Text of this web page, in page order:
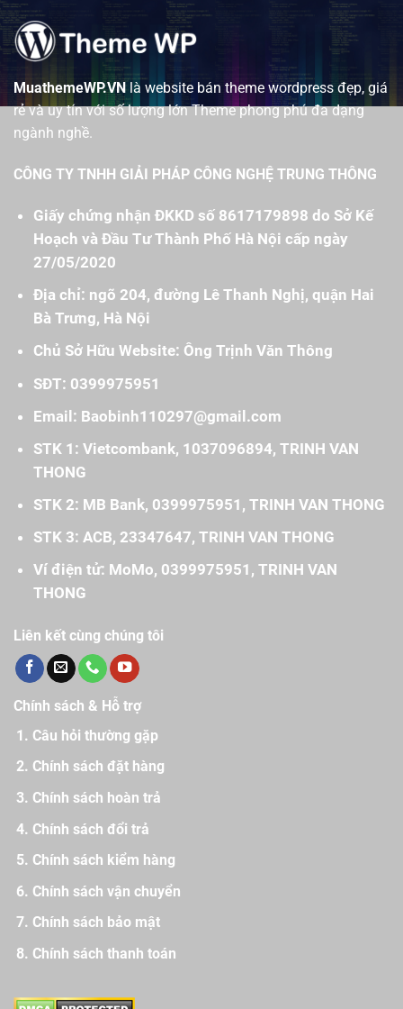
MuathemeWP.VNlà website bán theme wordpress đẹp, giá
rẻ và uy tín với số lượng lớn Theme phong phú đa dạng
ngành nghề.
CÔNG TY TNHH GIẢI PHÁP CÔNG NGHỆ TRUNG THÔNG
Giấy chứng nhận ĐKKD số 8617179898 do Sở Kế
Hoạch và Đầu Tư Thành Phố Hà Nội cấp ngày
27/05/2020
Địa chỉ: ngõ 204, đường Lê Thanh Nghị, quận Hai
Bà Trưng, Hà Nội
Chủ Sở Hữu Website: Ông Trịnh Văn Thông
SĐT: 0399975951
Email: Baobinh110297@gmail.com
STK 1: Vietcombank, 1037096894, TRINH VAN
THONG
STK 2: MB Bank, 0399975951, TRINH VAN THONG
STK 3: ACB, 23347647, TRINH VAN THONG
Ví điện tử: MoMo, 0399975951, TRINH VAN
THONG
Liên kết cùng chúng tôi
Chính sách & Hỗ trợ
Câu hỏi thường gặp
Chính sách đặt hàng
Chính sách hoàn trả
Chính sách đổi trả
Chính sách kiểm hàng
Chính sách vận chuyển
Chính sách bảo mật
Chính sách thanh toán